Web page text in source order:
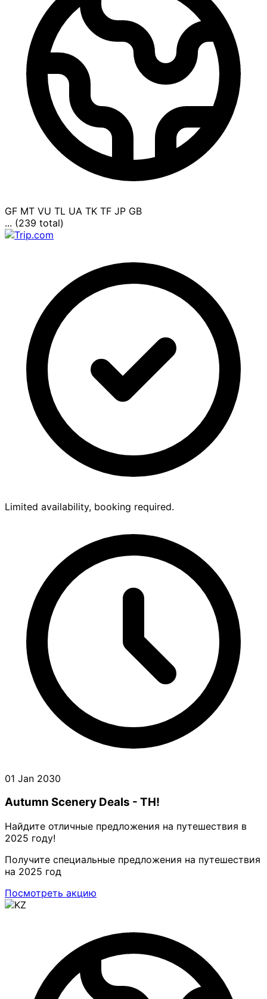
GF MT VU TL UA TK TF JP GB
... (239 total)
Limited availability, booking required.
01 Jan 2030
Autumn Scenery Deals - TH!
Найдите отличные предложения на путешествия в
2025 году!
Получите специальные предложения на путешествия
на 2025 год
Посмотреть акцию